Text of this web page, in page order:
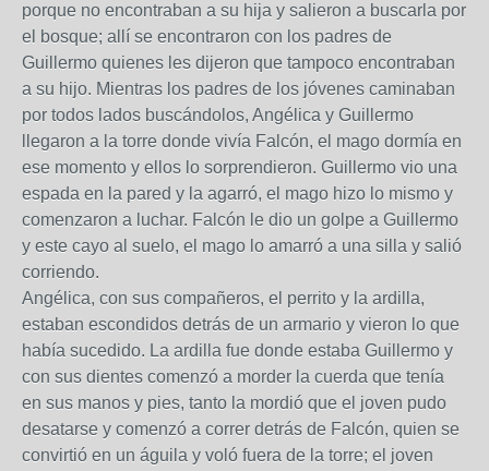
porque no encontraban a su hija y salieron a buscarla por
el bosque; allí se encontraron con los padres de
Guillermo quienes les dijeron que tampoco encontraban
a su hijo. Mientras los padres de los jóvenes caminaban
por todos lados buscándolos, Angélica y Guillermo
llegaron a la torre donde vivía Falcón, el mago dormía en
ese momento y ellos lo sorprendieron. Guillermo vio una
espada en la pared y la agarró, el mago hizo lo mismo y
comenzaron a luchar. Falcón le dio un golpe a Guillermo
y este cayo al suelo, el mago lo amarró a una silla y salió
corriendo.
Angélica, con sus compañeros, el perrito y la ardilla,
estaban escondidos detrás de un armario y vieron lo que
había sucedido. La ardilla fue donde estaba Guillermo y
con sus dientes comenzó a morder la cuerda que tenía
en sus manos y pies, tanto la mordió que el joven pudo
desatarse y comenzó a correr detrás de Falcón, quien se
convirtió en un águila y voló fuera de la torre; el joven